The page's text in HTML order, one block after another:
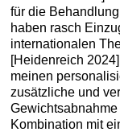
für die
haben rasch
internationalen
[Heidenreich
meinen
zusätzliche und
Kombination mit